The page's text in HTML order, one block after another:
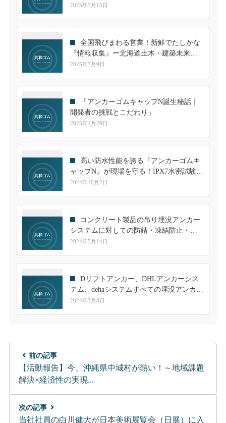
も再登場
2025年7月15日
全国飛びまわる営業！新鮮でたしかな
『情報収集』ー北海道土木・建築未来技
術展2025に出展しました。
2025年7月9日
「アンカーゴムキャップN誕生秘話｜
開発者の挑戦とこだわり」
2025年1月29日
高い防水性能を誇る『アンカーゴムキ
ャップN』が現場を守る！IPX7水密試験を
クリアした信頼性
2024年10月2日
コンクリート製品の吊り埋没アンカー
システムに対しての防錆・凍結防止・保
護に最適なDリフトアンカー、dehaシステ
したアンカーゴムキャップのご紹介
2024年5月14日
Dリフトアンカー、DHLアンカーシス
テム、dehaシステムすべての埋没アンカー
に対応したアンカーゴムキャップの製品
2024年3月8日
前の記事
【活動報告】今、沖縄県中城村が熱い！～地域課題
解決×経済性の実現...
次の記事
当社社員の白川健大が日本美術展覧会（日展）に入